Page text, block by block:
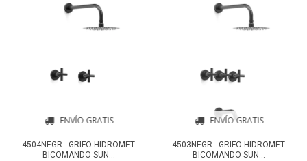
ENVÍO GRATIS
4504NEGR - GRIFO HIDROMET
BICOMANDO SUN...
ENVÍO GRATIS
4503NEGR - GRIFO HIDROMET
BICOMANDO SUN...